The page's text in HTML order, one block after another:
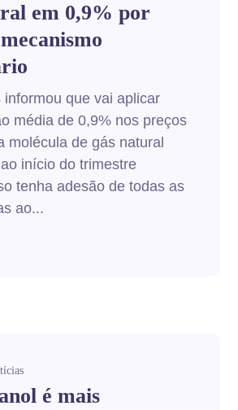
em 0,9% por
informou que vai aplicar
média de 0,9% nos preços
molécula de gás natural
início do trimestre
tenha adesão de todas as
ao...
é mais